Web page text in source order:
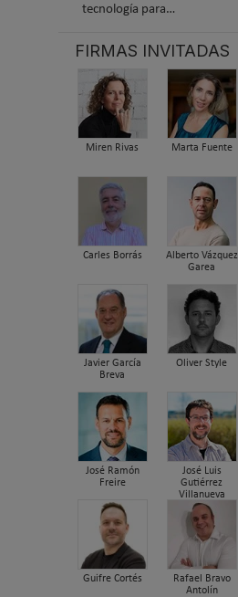
tecnología para…
FIRMAS INVITADAS
Miren Rivas Marta Fuente
Carles Borrás
Alberto Vázquez
Garea
Javier García
Breva
Oliver Style
José Ramón
Freire
José Luis
Gutiérrez
Villanueva
Guifre Cortés
Rafael Bravo
Antolín